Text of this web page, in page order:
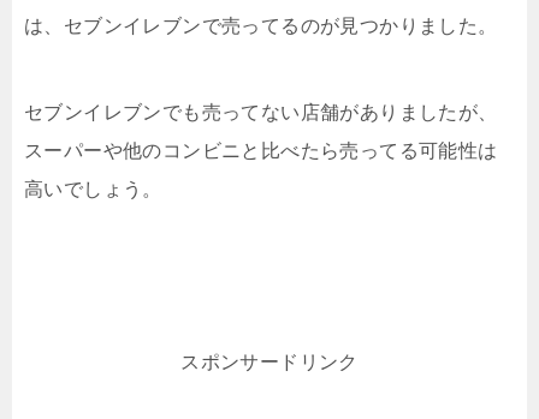
は、セブンイレブンで売ってるのが見つかりました。
セブンイレブンでも売ってない店舗がありましたが、
スーパーや他のコンビニと比べたら売ってる可能性は
高いでしょう。
スポンサードリンク